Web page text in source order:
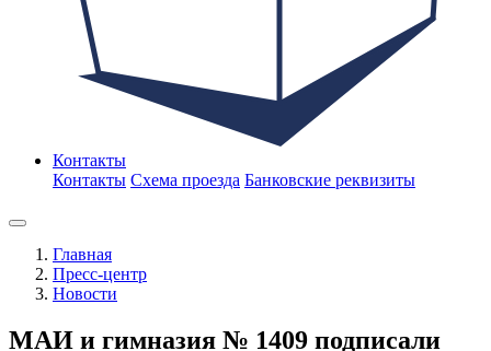
Контакты
Контакты Схема проезда Банковские реквизиты
Главная
Пресс-центр
Новости
МАИ и гимназия № 1409 подписали